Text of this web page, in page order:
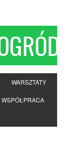
WARSZTATY
WSPÓŁPRACA